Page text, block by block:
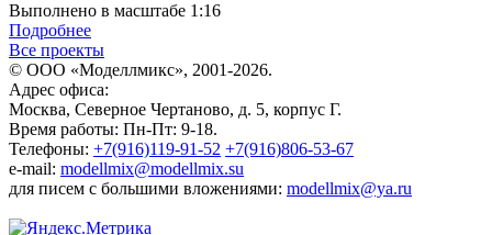
Выполнено в масштабе 1:16
Подробнее
Все проекты
© ООО «Моделлмикс», 2001-2026.
Адрес офиса:
Москва, Северное Чертаново, д. 5, корпус Г.
Время работы: Пн-Пт: 9-18.
Телефоны: +7(916)119-91-52 +7(916)806-53-67
e-mail: modellmix@modellmix.su
для писем с большими вложениями: modellmix@ya.ru